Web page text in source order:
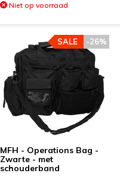
Niet op voorraad
MFH - Operations Bag -
Zwarte - met
schouderband
-26%
SALE